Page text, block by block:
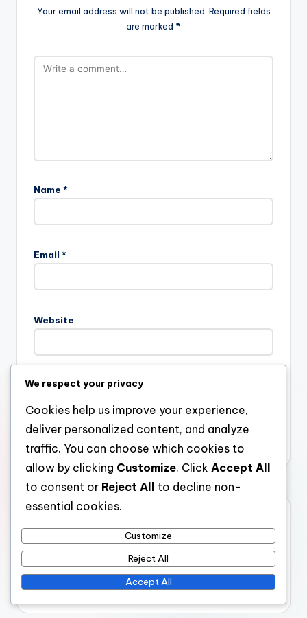
Your email address will not be published. Required fields
are marked *
Name *
Email *
Website
Save my name, email, and website in this browser for the
Enlaces
Todo el contenido
Contáctanos
We respect your privacy
Cookies help us improve your experience,
deliver personalized content, and analyze
traffic. You can choose which cookies to
allow by clicking Customize. Click Accept All
to consent or Reject All
to decline non-
essential cookies.
Customize
Reject All
Accept All